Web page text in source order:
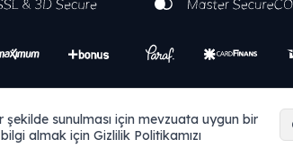
T-SoftE-TicaretSistemleriyle
sunulması için mevzuata uygun bir
almak için Gizlilik Politikamızı